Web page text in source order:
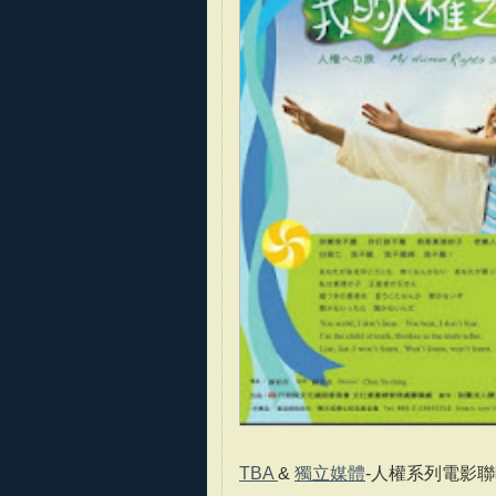
TBA& 獨立媒體-人權系列電影